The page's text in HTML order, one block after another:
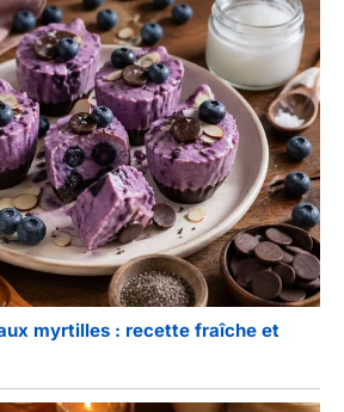
myrtilles : recette fraîche et